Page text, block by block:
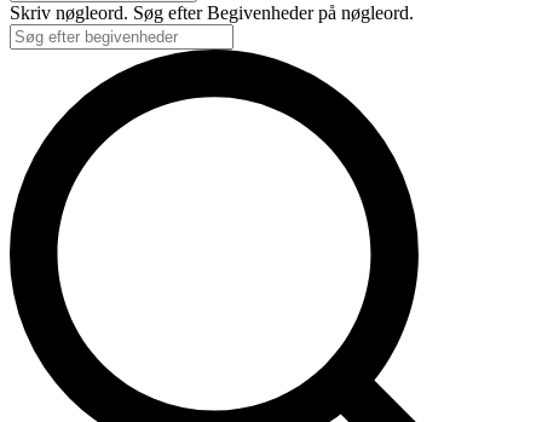
Skriv nøgleord. Søg efter Begivenheder på nøgleord.